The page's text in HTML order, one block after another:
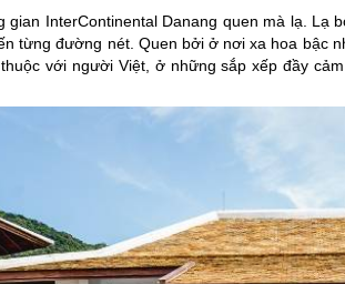
gian InterContinental Danang quen mà lạ. Lạ
từng đường nét. Quen bởi ở nơi xa hoa bậc
với người Việt, ở những sắp xếp đầy